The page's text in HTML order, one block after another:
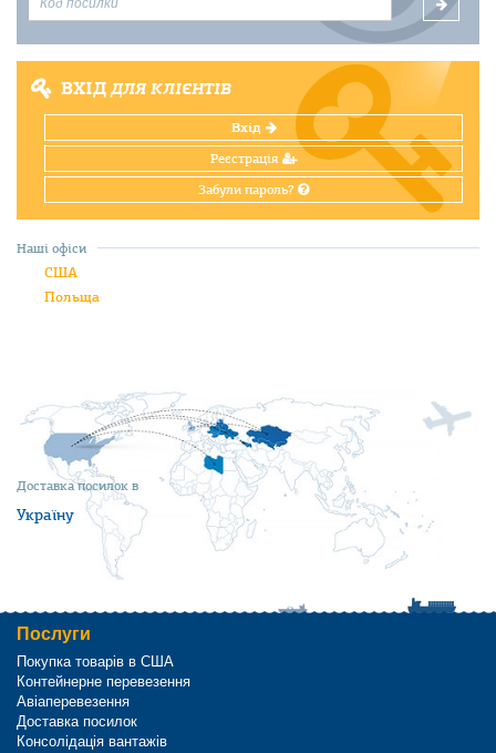
ВХІДДЛЯ КЛІЄНТІВ
Вхід
Реєстрація
Забули пароль?
Доставка посилок в
Україну
Наші офіси
США
Польща
Послуги
Покупка товарів в США
Контейнерне перевезення
Авіаперевезення
Доставка посилок
Консолідація вантажів